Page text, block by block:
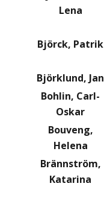
Lena
Björck, Patrik
Björklund, Jan
Bohlin, Carl-
Oskar
Bouveng,
Helena
Brännström,
Katarina